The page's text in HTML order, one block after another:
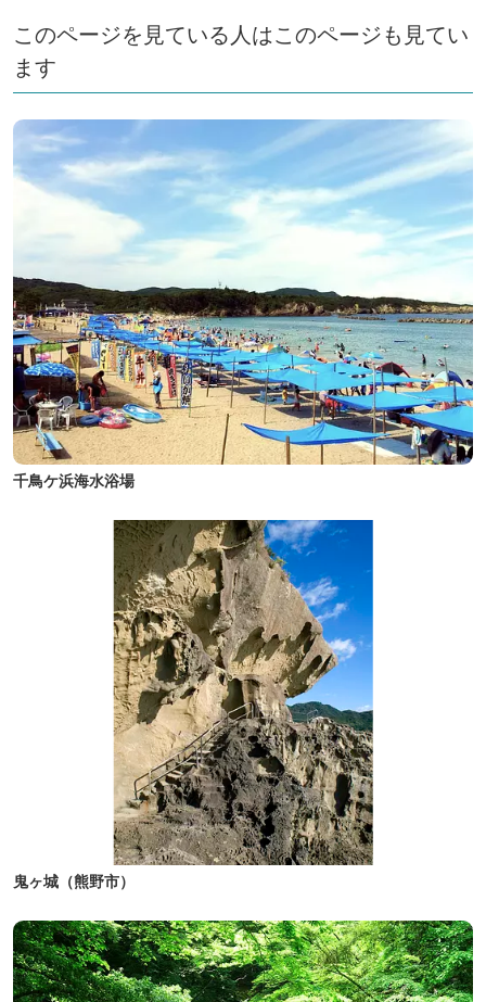
このページを見ている人はこのページも見てい
ます
千鳥ケ浜海水浴場
鬼ヶ城（熊野市）